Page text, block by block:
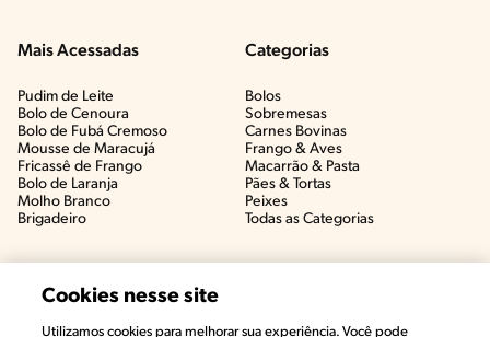
Mais Acessadas
Pudim de Leite
Bolo de Cenoura
Bolo de Fubá Cremoso
Mousse de Maracujá
Fricassê de Frango
Bolo de Laranja
Molho Branco
Brigadeiro
Categorias
Bolos
Sobremesas
Carnes Bovinas​
Frango & Aves​
Macarrão & Pasta​
Pães & Tortas​
Peixes
Todas as Categorias
Cookies nesse site
Utilizamos cookies para melhorar sua experiência. Você pode